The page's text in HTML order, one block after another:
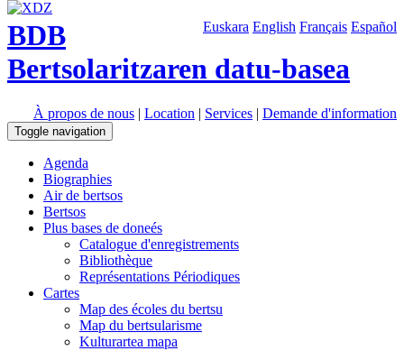
Euskara English Français Español
BDB
Bertsolaritzaren datu-basea
À propos de nous | Location | Services | Demande d'information
Toggle navigation
Agenda
Biographies
Air de bertsos
Bertsos
Plus bases de doneés
Catalogue d'enregistrements
Bibliothèque
Représentations Périodiques
Cartes
Map des écoles du bertsu
Map du bertsularisme
Kulturartea mapa